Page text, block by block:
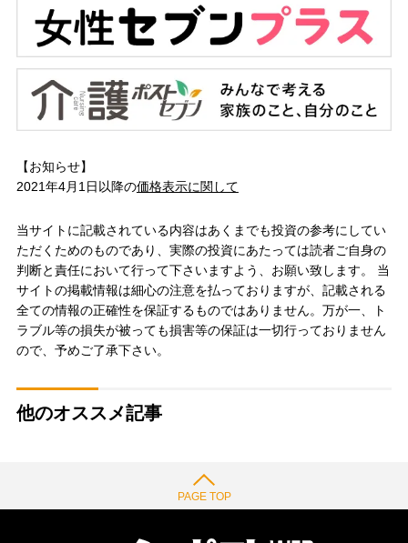
【お知らせ】
2021年4月1日以降の価格表示に関して
当サイトに記載されている内容はあくまでも投資の参考にしてい
ただくためのものであり、実際の投資にあたっては読者ご自身の
判断と責任において行って下さいますよう、お願い致します。 当
サイトの掲載情報は細心の注意を払っておりますが、記載される
全ての情報の正確性を保証するものではありません。万が一、ト
ラブル等の損失が被っても損害等の保証は一切行っておりません
ので、予めご了承下さい。
他のオススメ記事
PAGE TOP